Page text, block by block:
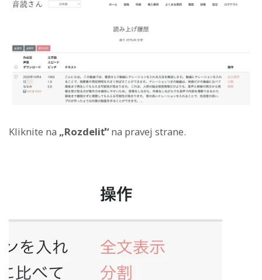
Kliknite na „Rozdeliť“na pravej strane.